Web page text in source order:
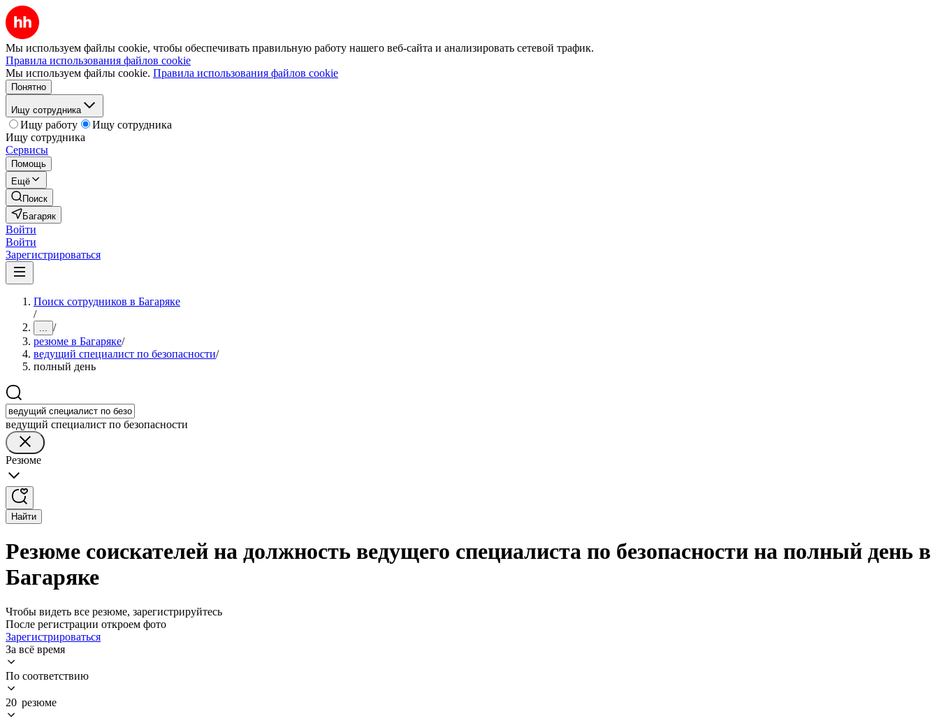
Мы используем файлы cookie, чтобы обеспечивать правильную работу нашего веб-сайта и анализировать сетевой трафик.
Правила использования файлов cookie
Мы используем файлы cookie. Правила использования файлов cookie
Понятно
Ищу сотрудника
Ищу работу
Ищу сотрудника
Ищу сотрудника
Сервисы
Помощь
Ещё
Поиск
Багаряк
Войти
Войти
Зарегистрироваться
Поиск сотрудников в Багаряке
/
... /
резюме в Багаряке/
ведущий специалист по безопасности/
полный день
ведущий специалист по безопасности
Резюме
Найти
Резюме соискателей на должность ведущего специалиста по безопасности на полный день в
Багаряке
Чтобы видеть все резюме, зарегистрируйтесь
После регистрации откроем фото
Зарегистрироваться
За всё время
По соответствию
20 резюме